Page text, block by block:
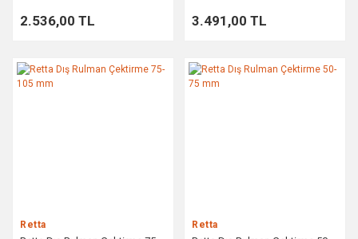
2.536,00 TL 3.491,00 TL
Retta Retta